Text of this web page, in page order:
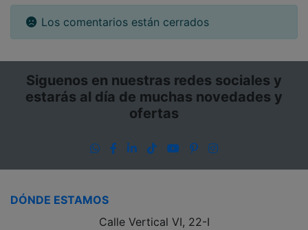
Los comentarios están cerrados
Siguenos en nuestras redes sociales y
estarás al día de muchas novedades y
ofertas
WhatsApp
Facebook
LinkedIn
TikTokYouTube
PinterestInstagram
DÓNDE ESTAMOS
Calle Vertical VI, 22-I